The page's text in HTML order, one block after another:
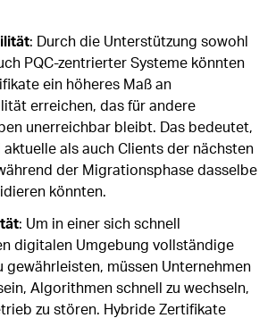
: Durch die Unterstützung sowohl
PQC-zentrierter Systeme könnten
ein höheres Maß an
erreichen, das für andere
unerreichbar bleibt. Das bedeutet,
aktuelle als auch Clients der nächsten
der Migrationsphase dasselbe
könnten.
: Um in einer sich schnell
digitalen Umgebung vollständige
gewährleisten, müssen Unternehmen
Algorithmen schnell zu wechseln,
zu stören. Hybride Zertifikate